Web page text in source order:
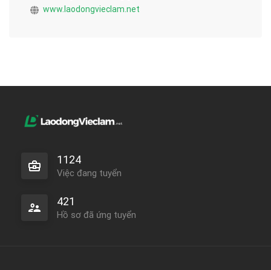
www.laodongvieclam.net
1124
Việc đang tuyển
421
Hồ sơ đã ứng tuyển